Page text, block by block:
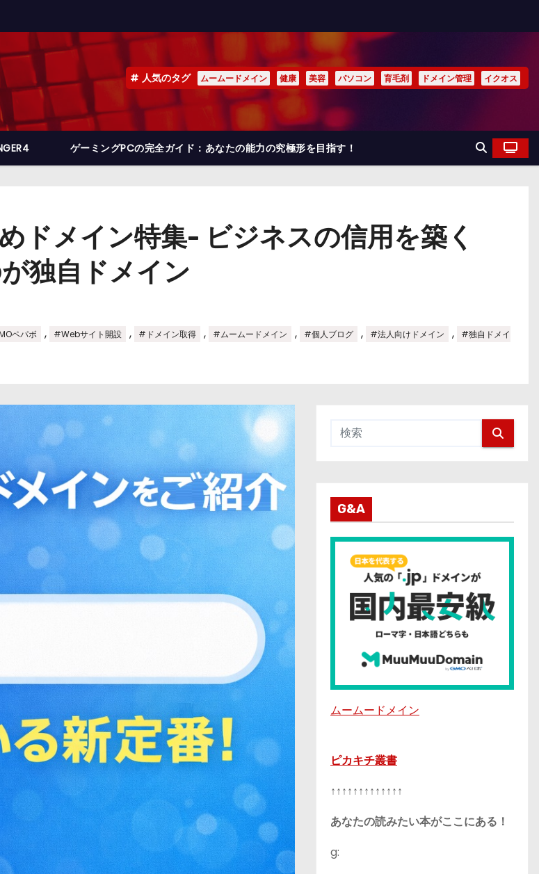
人気のタグ ムームードメイン 健康 美容 パソコン 育毛剤 ドメイン管理 イクオス
ゲーミングPCの完全ガイド：あなたの能力の究極形を目指す！
ドメイン特集- ビジネスの信用を築く
独自ドメイン
ペパボ , #Webサイト開設 , #ドメイン取得 , #ムームードメイン , #個人ブログ , #法人向けドメイン ,
#独自ドメイ
G&A
ムームードメイン
ピカキチ叢書
↑↑↑↑↑↑↑↑↑↑↑↑↑
あなたの読みたい本がここにある！
g: